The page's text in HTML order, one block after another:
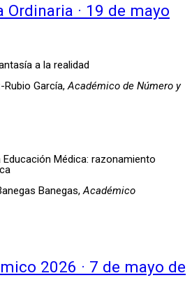
Ordinaria · 19 de mayo
a la realidad
Rubio García,Académico de Número y
Médica: razonamiento
Banegas,Académico
2026 · 7 de mayo de